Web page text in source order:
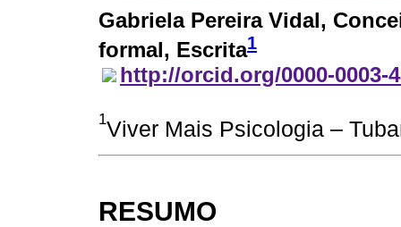
Gabriela Pereira Vidal,
formal, Escrita1
http://orcid.org/0000-0003-
1Viver Mais Psicologia –
RESUMO